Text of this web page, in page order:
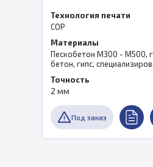
Технология печати
COP
Материалы
Пескобетон М300 - М500,
бетон, гипс,
Точность
2 мм
Под заказ